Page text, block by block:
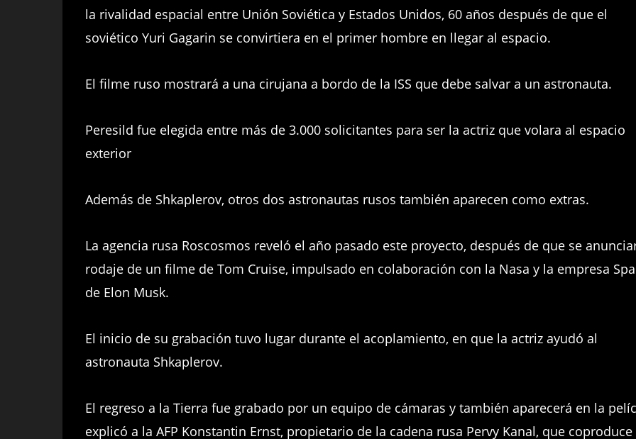
la rivalidad espacial entre Unión Soviética y Estados Unidos, 60 años después de que el
soviético Yuri Gagarin se convirtiera en el primer hombre en llegar al espacio.
El filme ruso mostrará a una cirujana a bordo de la ISS que debe salvar a un astronauta.
Peresild fue elegida entre más de 3.000 solicitantes para ser la actriz que volara al espacio
exterior
Además de Shkaplerov, otros dos astronautas rusos también aparecen como extras.
La agencia rusa Roscosmos reveló el año pasado este proyecto, después de que se
rodaje de un filme de Tom Cruise, impulsado en colaboración con la Nasa y la empresa
de Elon Musk.
El inicio de su grabación tuvo lugar durante el acoplamiento, en que la actriz ayudó al
astronauta Shkaplerov.
El regreso a la Tierra fue grabado por un equipo de cámaras y también aparecerá en la
explicó a la AFP Konstantin Ernst, propietario de la cadena rusa Pervy Kanal, que coproduce